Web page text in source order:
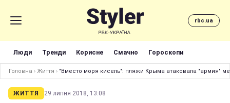
rbc.ua
Люди Тренди Корисне Смачно Гороскопи
Головна › Життя › "Вместо моря кисель": пляжи Крыма атаковала "армия"
ЖИТТЯ 29 липня 2018, 13:08